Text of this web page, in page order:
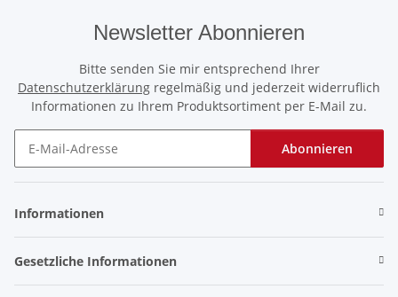
Newsletter Abonnieren
Bitte senden Sie mir entsprechend Ihrer
Datenschutzerklärung regelmäßig und jederzeit widerruflich
Informationen zu Ihrem Produktsortiment per E-Mail zu.
Abonnieren
Informationen
Gesetzliche Informationen